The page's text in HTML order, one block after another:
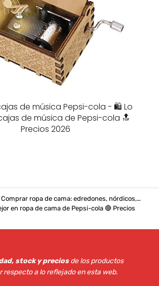
de música Pepsi-cola - 🛍️ Lo
de música de Pepsi-cola 🔝
Precios 2026
Comprar ropa de cama: edredones, nórdicos,…
en ropa de cama de Pepsi-cola 🔴 Precios
stock y preciosde los productos
respecto a lo reflejado en esta web.